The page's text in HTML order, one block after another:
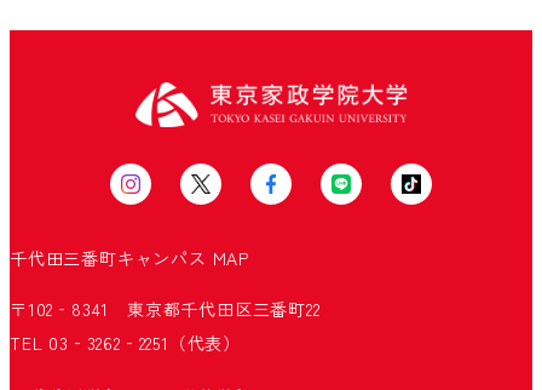
千代田三番町キャンパス MAP
〒102‐8341 東京都千代田区三番町22
TEL 03‐3262‐2251（代表）